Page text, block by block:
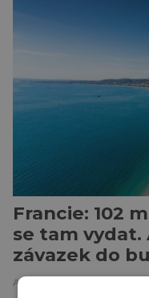
vozidly
Francie: 102
se tam vydat.
závazek do
ARCHITEKTURA